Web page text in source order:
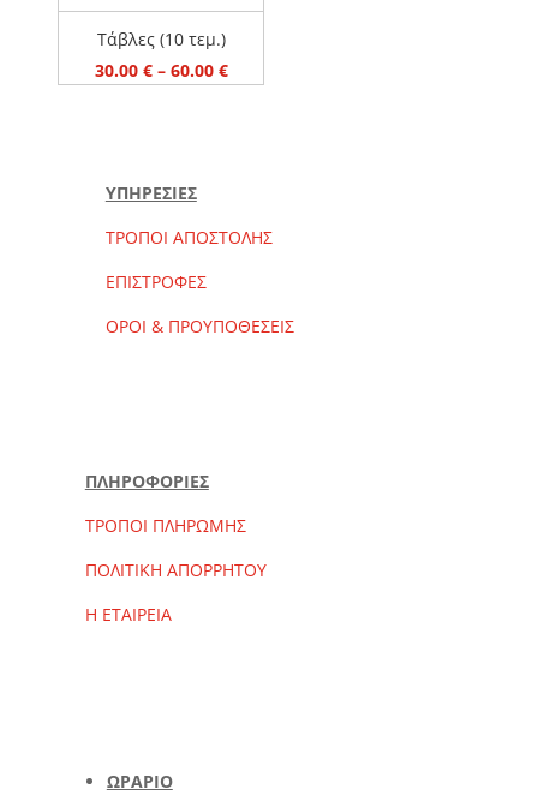
30 €
Τάβλες (10 τεμ.)
30.00 € – 60.00 €Price
ΥΠΗΡΕΣΙΕΣ
ΤΡΟΠΟΙ ΑΠΟΣΤΟΛΗΣ
ΕΠΙΣΤΡΟΦΕΣ
ΟΡΟΙ & ΠΡΟΥΠΟΘΕΣΕΙΣ
ΠΛΗΡΟΦΟΡΙΕΣ
ΤΡΟΠΟΙ ΠΛΗΡΩΜΗΣ
ΠΟΛΙΤΙΚΗ ΑΠΟΡΡΗΤΟΥ
Η ΕΤΑΙΡΕΙΑ
ΩΡΑΡΙΟ